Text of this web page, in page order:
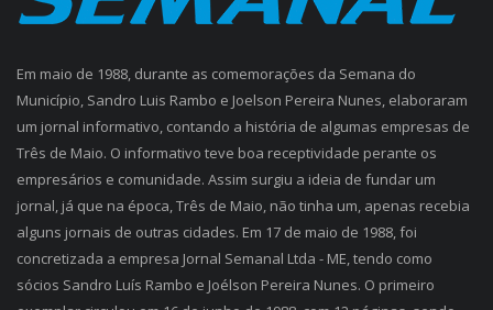
Em maio de 1988, durante as comemorações da Semana do
Município, Sandro Luis Rambo e Joelson Pereira Nunes, elaboraram
um jornal informativo, contando a história de algumas empresas de
Três de Maio. O informativo teve boa receptividade perante os
empresários e comunidade. Assim surgiu a ideia de fundar um
jornal, já que na época, Três de Maio, não tinha um, apenas recebia
alguns jornais de outras cidades. Em 17 de maio de 1988, foi
concretizada a empresa Jornal Semanal Ltda - ME, tendo como
sócios Sandro Luís Rambo e Joélson Pereira Nunes. O primeiro